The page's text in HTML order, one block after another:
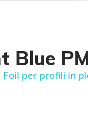
Blue
Foil per profili in